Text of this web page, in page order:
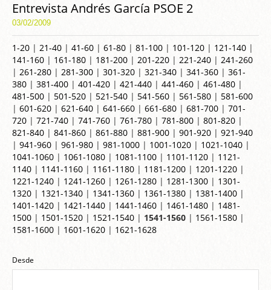
Entrevista Andrés García PSOE 2
03/02/2009
1-20 | 21-40 | 41-60 | 61-80 | 81-100 | 101-120 | 121-140 |
141-160 | 161-180 | 181-200 | 201-220 | 221-240 | 241-260
| 261-280 | 281-300 | 301-320 | 321-340 | 341-360 | 361-
380 | 381-400 | 401-420 | 421-440 | 441-460 | 461-480 |
481-500 | 501-520 | 521-540 | 541-560 | 561-580 | 581-600
| 601-620 | 621-640 | 641-660 | 661-680 | 681-700 | 701-
720 | 721-740 | 741-760 | 761-780 | 781-800 | 801-820 |
821-840 | 841-860 | 861-880 | 881-900 | 901-920 | 921-940
| 941-960 | 961-980 | 981-1000 | 1001-1020 | 1021-1040 |
1041-1060 | 1061-1080 | 1081-1100 | 1101-1120 | 1121-
1140 | 1141-1160 | 1161-1180 | 1181-1200 | 1201-1220 |
1221-1240 | 1241-1260 | 1261-1280 | 1281-1300 | 1301-
1320 | 1321-1340 | 1341-1360 | 1361-1380 | 1381-1400 |
1401-1420 | 1421-1440 | 1441-1460 | 1461-1480 | 1481-
1500 | 1501-1520 | 1521-1540 | 1541-1560 | 1561-1580 |
1581-1600 | 1601-1620 | 1621-1628
Desde